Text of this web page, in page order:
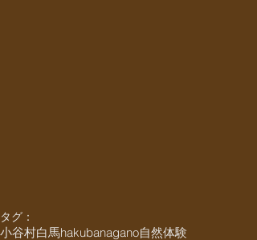
タグ：
小谷村白馬hakubanagano自然体験